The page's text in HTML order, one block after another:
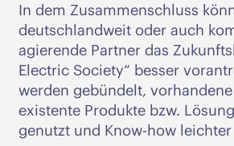
In dem Zusammenschluss
deutschlandweit oder auch
agierende Partner das
Electric Society“ besser
werden gebündelt,
existente Produkte bzw.
genutzt und Know-how